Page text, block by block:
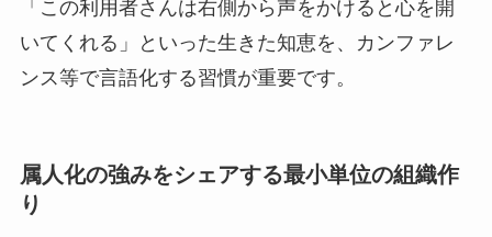
「この利用者さんは右側から声をかけると心を開
いてくれる」といった生きた知恵を、カンファレ
ンス等で言語化する習慣が重要です。
属人化の強みをシェアする最小単位の組織作
り